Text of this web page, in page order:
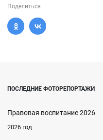
Поделиться
ПОСЛЕДНИЕ ФОТОРЕПОРТАЖИ
Правовая воспитание 2026
2026 год